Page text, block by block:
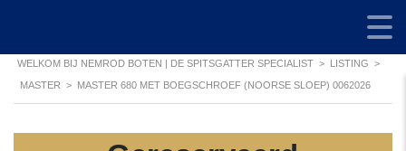
WELKOM BIJ NEMROD BOTEN | DE SPITSGATTER SPECIALIST > LISTING >
MASTER > MASTER 680 MET BOEGSCHROEF (NOORSE SLOEP) 0062026